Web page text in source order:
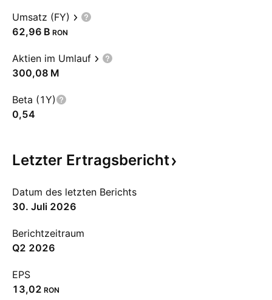
Umsatz (FY)
‪62,96 B‬ RON
Aktien im Umlauf
‪300,08 M‬
Beta (1Y)
0,54
Letzter Ertragsbericht
Datum des letzten Berichts
30. Juli 2026
Berichtzeitraum
Q2 2026
EPS
13,02 RON